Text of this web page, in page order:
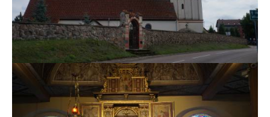
KONTAKT
KANCELARIA PARAFIALNA